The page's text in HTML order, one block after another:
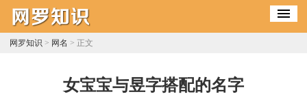
网罗知识 > 网名 > 正文
​女宝宝与昱字搭配的名字